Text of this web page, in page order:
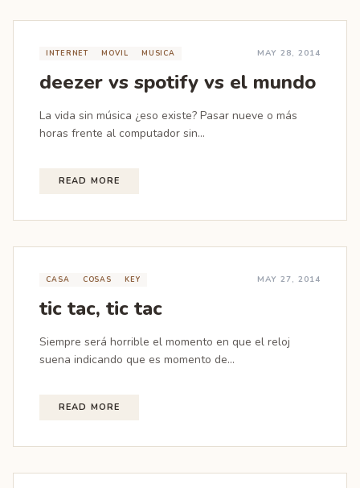
INTERNET MOVIL MUSICA MAY 28, 2014
deezer vs spotify vs el mundo
La vida sin música ¿eso existe? Pasar nueve o más
horas frente al computador sin...
READ MORE
CASA COSAS KEY MAY 27, 2014
tic tac, tic tac
Siempre será horrible el momento en que el reloj
suena indicando que es momento de...
READ MORE